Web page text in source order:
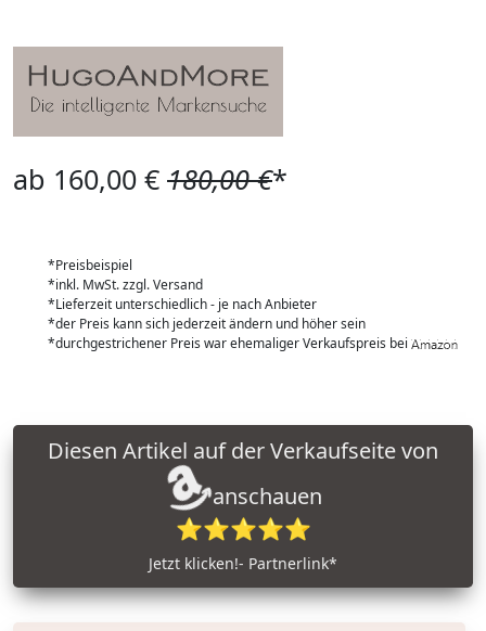
ab 160,00 € 180,00 €*
*Preisbeispiel
*inkl. MwSt. zzgl. Versand
*Lieferzeit unterschiedlich - je nach Anbieter
*der Preis kann sich jederzeit ändern und höher sein
*durchgestrichener Preis war ehemaliger Verkaufspreis bei
anschauen
⭐⭐⭐⭐⭐
Jetzt klicken!- Partnerlink*